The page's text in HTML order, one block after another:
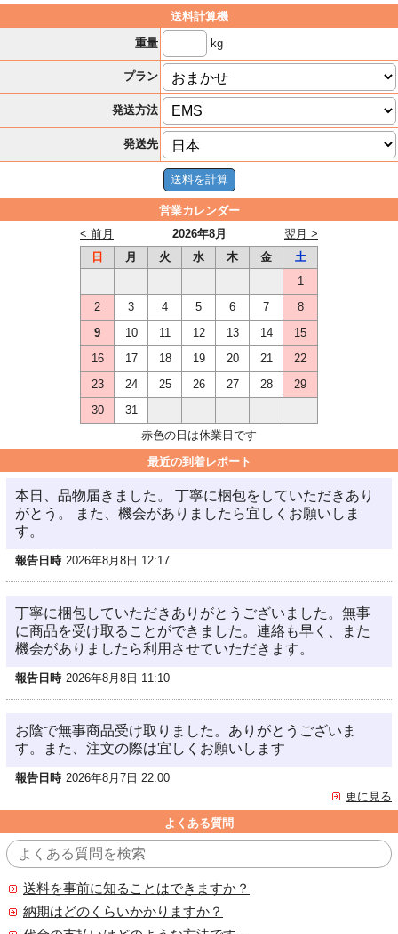
送料計算機
重量
kg
プラン
発送方法
発送先
営業カレンダー
2026年8月
< 前月
翌月 >
日
月 火 水 木 金
土
1
2
3 4 5 6 7
8
9
10 11 12 13 14
15
16
17 18 19 20 21
22
23
24 25 26 27 28
29
30
31
赤色の日は休業日です
最近の到着レポート
本日、品物届きました。 丁寧に梱包をしていただきあり
がとう。 また、機会がありましたら宜しくお願いしま
す。
報告日時 2026年8月8日 12:17
丁寧に梱包していただきありがとうございました。無事
に商品を受け取ることができました。連絡も早く、また
機会がありましたら利用させていただきます。
報告日時 2026年8月8日 11:10
お陰で無事商品受け取りました。ありがとうございま
す。また、注文の際は宜しくお願いします
報告日時 2026年8月7日 22:00
更に見る
よくある質問
送料を事前に知ることはできますか？
納期はどのくらいかかりますか？